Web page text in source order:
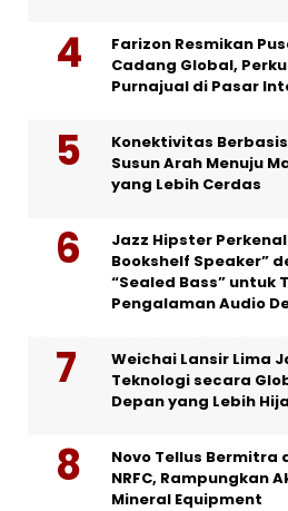
Farizon Resmikan
Cadang Global,
Purnajual di Pasar
Konektivitas
Susun Arah Menuju
yang Lebih Cerdas
Jazz Hipster
Bookshelf Speaker”
“Sealed Bass” untuk
Pengalaman Audio
Weichai Lansir Lima
Teknologi secara
Depan yang Lebih
Novo Tellus Bermitra
NRFC, Rampungkan
Mineral Equipment